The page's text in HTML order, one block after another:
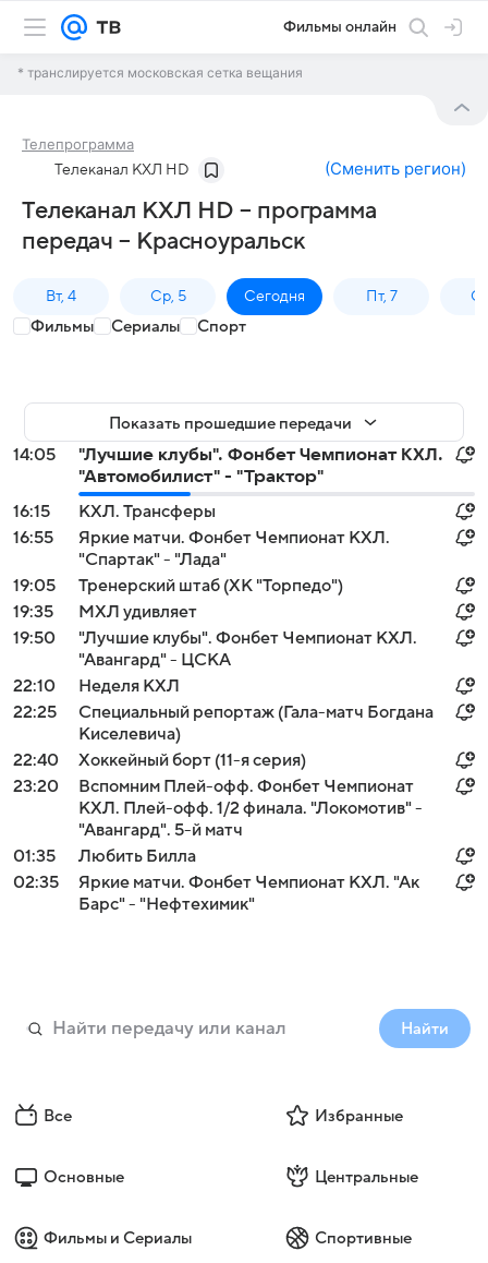
Фильмы онлайн
* транслируется московская сетка вещания
Телепрограмма
Телеканал КХЛ HD (Сменить регион)
Телеканал КХЛ HD – программа
передач – Красноуральск
Вт, 4 Ср, 5 Сегодня Пт, 7
Фильмы Сериалы Спорт
Показать прошедшие передачи
14:05
"Лучшие клубы". Фонбет Чемпионат КХЛ.
"Автомобилист" - "Трактор"
16:15
КХЛ. Трансферы
16:55
Яркие матчи. Фонбет Чемпионат КХЛ.
"Спартак" - "Лада"
19:05
Тренерский штаб (ХК "Торпедо")
19:35
МХЛ удивляет
19:50
"Лучшие клубы". Фонбет Чемпионат КХЛ.
"Авангард" - ЦСКА
22:10
Неделя КХЛ
22:25
Специальный репортаж (Гала-матч Богдана
Киселевича)
22:40
Хоккейный борт (11-я серия)
23:20
Вспомним Плей-офф. Фонбет Чемпионат
КХЛ. Плей-офф. 1/2 финала. "Локомотив" -
"Авангард". 5-й матч
01:35
Любить Билла
02:35
Яркие матчи. Фонбет Чемпионат КХЛ. "Ак
Барс" - "Нефтехимик"
Найти
Все Избранные
Основные Центральные
Фильмы и Сериалы Спортивные